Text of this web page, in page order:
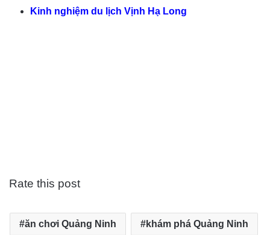
Kinh nghiệm du lịch Vịnh Hạ Long
Rate this post
ăn chơi Quảng Ninh khám phá Quảng Ninh